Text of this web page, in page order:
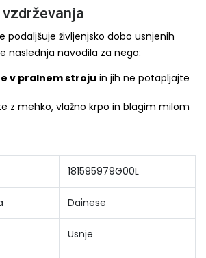
vzdrževanja
podaljšuje življenjsko dobo usnjenih
naslednja navodila za nego:
v pralnem stroju in jih ne potapljajte
z mehko, vlažno krpo in blagim milom
181595979G00L
Dainese
Usnje